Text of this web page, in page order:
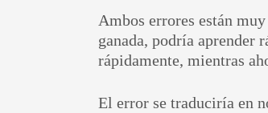
Ambos errores están
ganada, podría aprender
rápidamente, mientras
El error se traduciría en